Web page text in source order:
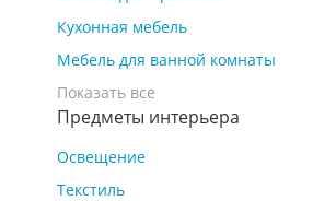
Кухонная мебель
Мебель для ванной комнаты
Показать все
Предметы интерьера
Освещение
Текстиль